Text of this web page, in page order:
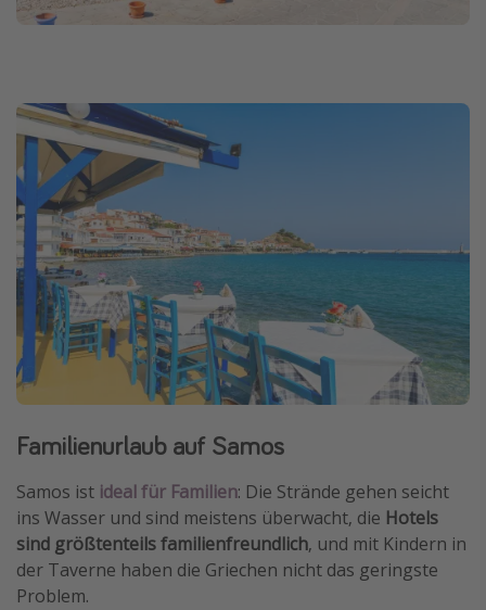
Familienurlaub auf Samos
Samos ist ideal für Familien: Die Strände gehen seicht
ins Wasser und sind meistens überwacht, die Hotels
sind größtenteils familienfreundlich, und mit Kindern in
der Taverne haben die Griechen nicht das geringste
Problem.